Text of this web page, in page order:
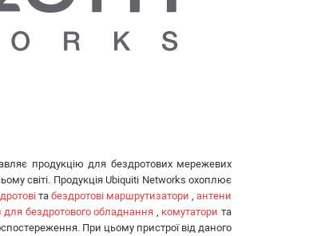
продукцію для бездротових мережевих
світі. Продукція Ubiquiti Networks охоплює
дротовіта бездротові маршрутизатори ,антени
для бездротового обладнання комутатори та
При цьому пристрої від даного